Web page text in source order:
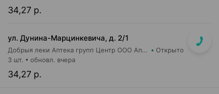
34,27 р.
ул. Дунина-Марцинкевича, д. 2/1
Добрыя леки Аптека групп Центр ООО Аптека №42 Открыто
34,27 р.
3 шт. обновл. вчера